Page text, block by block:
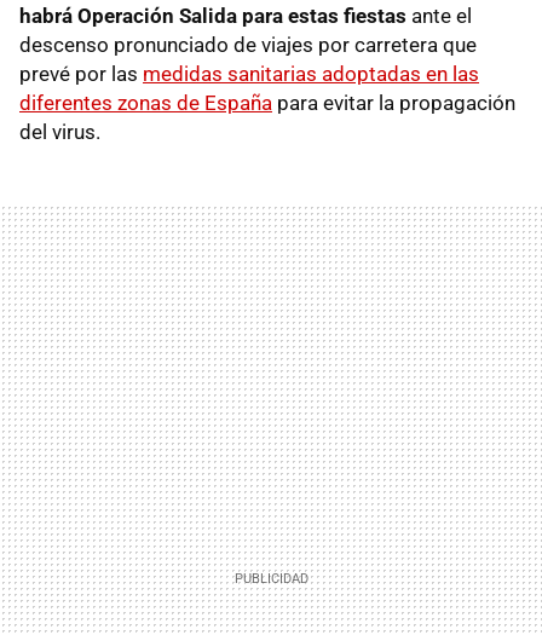
habrá Operación Salida para estas fiestas ante el
descenso pronunciado de viajes por carretera que
prevé por las medidas sanitarias adoptadas en las
diferentes zonas de España para evitar la propagación
del virus.